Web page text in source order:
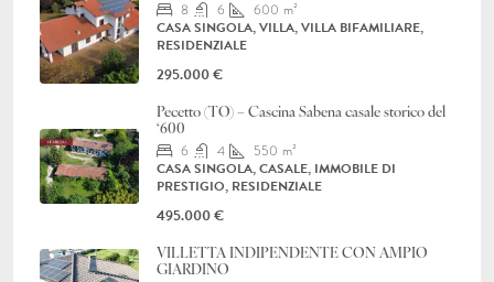
8 6 600 m²
CASA SINGOLA, VILLA, VILLA BIFAMILIARE,
RESIDENZIALE
295.000 €
Pecetto (TO) – Cascina Sabena casale storico del
‘600
6 4 550 m²
CASA SINGOLA, CASALE, IMMOBILE DI
PRESTIGIO, RESIDENZIALE
495.000 €
VILLETTA INDIPENDENTE CON AMPIO
GIARDINO